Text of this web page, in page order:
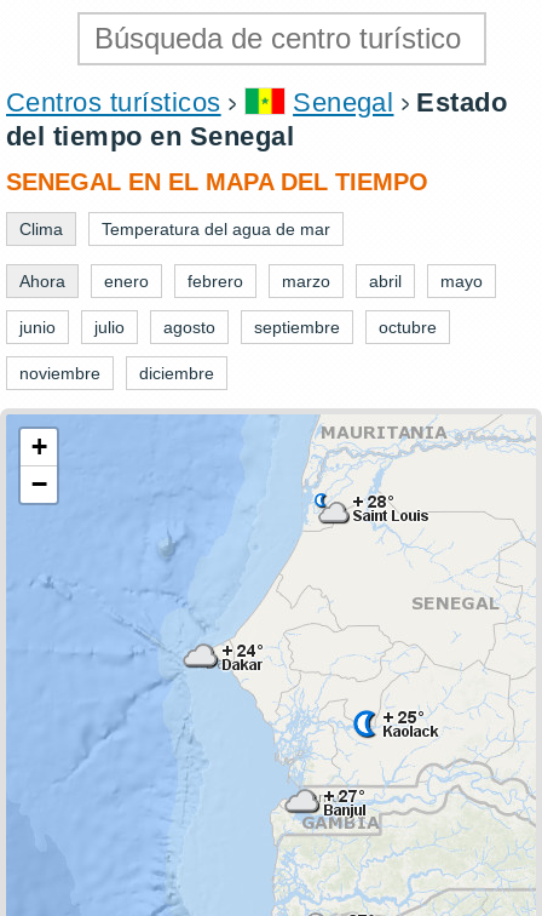
Centros turísticos Senegal
Estado
del tiempo en Senegal
SENEGAL EN EL MAPA DEL TIEMPO
Clima Temperatura del agua de mar
Ahora enero febrero marzo abril mayo
junio julio agosto septiembre octubre
noviembre diciembre
+
−